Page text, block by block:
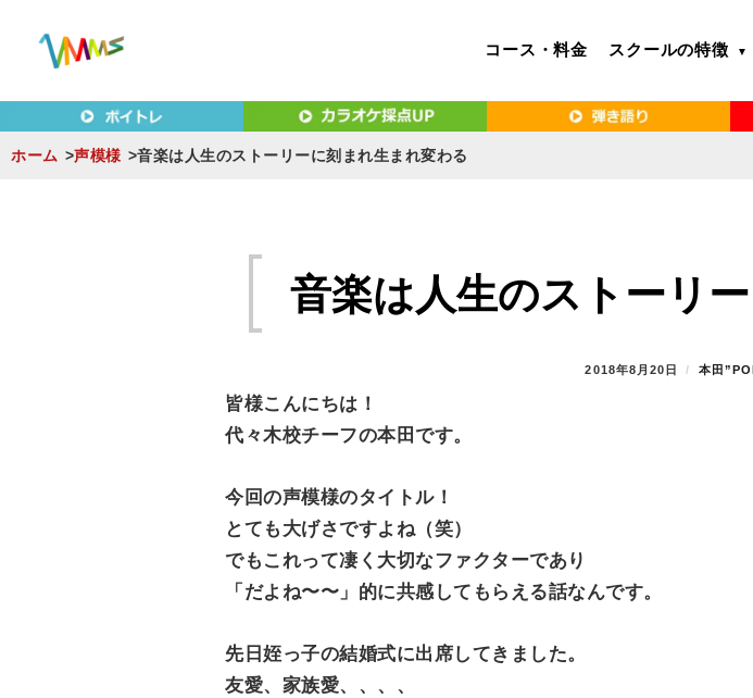
東京（新宿・八王子）・横浜・名古屋・京都
MUSIC SCHOOL（ベリーメリー）
東京（新宿・八王子）・横浜・名古屋・京都で「本気」になれるボイトレ教室｜VERY MERRY
コース・料金 スクールの特徴
ホーム 声模様 音楽は人生のストーリーに刻まれ生まれ変わる
音楽は人生のストーリ
P
2018年8月20日
B
本田
皆様こんにちは！
代々木校チーフの本田です。
今回の声模様のタイトル！
とても大げさですよね（笑）
でもこれって凄く大切なファクターであり
「だよね〜〜」的に共感してもらえる話なんです。
先日姪っ子の結婚式に出席してきました。
友愛、家族愛、、、、